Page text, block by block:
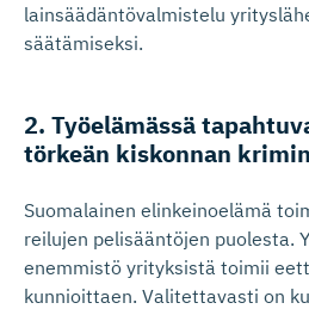
lainsäädäntövalmistelu
säätämiseksi.
2. Työelämässä
törkeän kiskonnan
Suomalainen elinkeinoelämä
reilujen pelisääntöjen puolesta.
enemmistö yrityksistä toimii
kunnioittaen. Valitettavasti on